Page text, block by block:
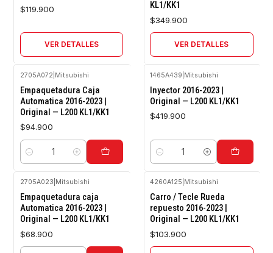
$119.900
VER DETALLES
KL1/KK1
$349.900
VER DETALLES
2705A072 Mitsubishi
Empaquetadura Caja
Automatica 2016-2023 |
Original — L200 KL1/KK1
$94.900
Cantidad
1465A439 Mitsubishi
Inyector 2016-2023 |
Original — L200 KL1/KK1
$419.900
Cantidad
2705A023 Mitsubishi
Empaquetadura caja
Automatica 2016-2023 |
Original — L200 KL1/KK1
$68.900
4260A125 Mitsubishi
Carro / Tecle Rueda
repuesto 2016-2023 |
Original — L200 KL1/KK1
$103.900